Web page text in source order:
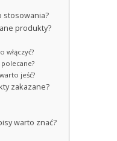
stosowania?
produkty?
włączyć?
jeść?
zakazane?
warto znać?